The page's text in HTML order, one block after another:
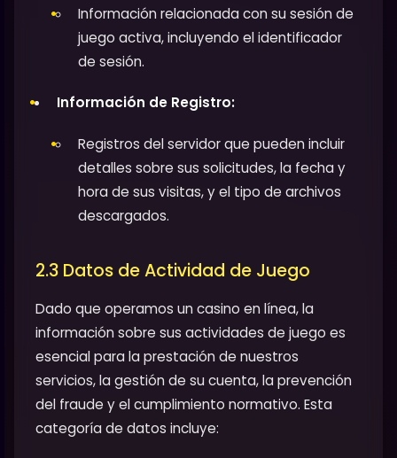
Información relacionada con su sesión de
juego activa, incluyendo el identificador
de sesión.
Información de Registro:
Registros del servidor que pueden incluir
detalles sobre sus solicitudes, la fecha y
hora de sus visitas, y el tipo de archivos
descargados.
2.3 Datos de Actividad de Juego
Dado que operamos un casino en línea, la
información sobre sus actividades de juego es
esencial para la prestación de nuestros
servicios, la gestión de su cuenta, la prevención
del fraude y el cumplimiento normativo. Esta
categoría de datos incluye: